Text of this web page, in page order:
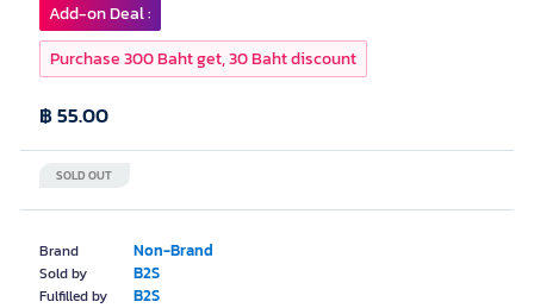
Brand Non-Brand
Sold by B2S
Fulfilled by B2S
SOLD OUT
฿ 55.00
Add-on Deal :
Purchase 300 Baht get, 30 Baht discount